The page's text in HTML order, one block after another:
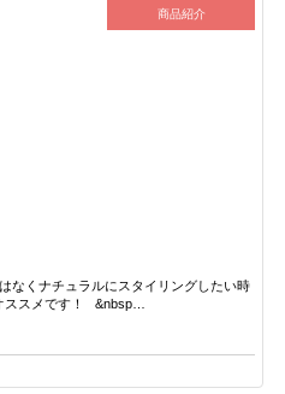
商品紹介
なくナチュラルにスタイリングしたい時
ススメです！ &nbsp…